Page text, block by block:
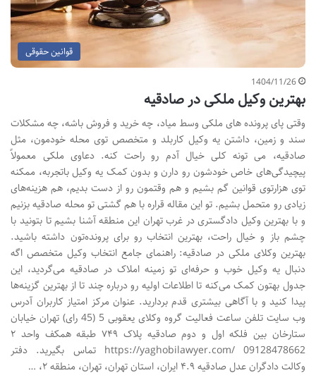
قوانین حقوقی
1404/11/26
بهترین وکیل ملکی در صادقیه
وقتی پای پرونده های ملکی وسط میاد، چه خرید و فروش باشه، چه مشکلات
سند و زمین، داشتن یه وکیل کاربلد و متخصص توی محله خودمون، مثل
صادقیه، می تونه کلی خیال آدم رو راحت کنه. دعاوی ملکی معمولاً
پیچیدگی‌های خاص خودشون رو دارن و بدون کمک یه وکیل باتجربه، ممکنه
توی هزارتوی قوانین گم بشیم و هم وقتمون رو از دست بدیم، هم هزینه‌های
زیادی رو متحمل بشیم. تو این مقاله قراره با هم گشتی تو محله صادقیه بزنیم
و با بهترین وکیل دادگستری در غرب تهران این منطقه آشنا بشیم تا بتونید با
چشم باز و خیال راحت، بهترین انتخاب رو برای پرونده‌تون داشته باشید.
بهترین وکلای ملکی در صادقیه: راهنمای جامع انتخاب وکیل متخصص اگه
دنبال یه وکیل خوب و حرفه‌ای تو زمینه املاک در صادقیه می‌گردید، این
جدول بهتون کمک می‌کنه تا اطلاعات اولیه رو درباره چند تا از بهترین گزینه‌ها
پیدا کنید و با آگاهی بیشتری قدم بردارید. عنوان مرکز امتیاز کاربران آدرس
وب سایت تلفن ساعت فعالیت گروه وکلای یعقوبی 5 (45 رای) تهران خیابان
ستارخان بین فلکه اول و دوم صادقیه پلاک ۷۴۹ طبقه همکف واحد ۲
https://yaghobilawyer.com/ 09128478662 تماس بگیرید. دفتر
وکالت دادگران عدل صادقیه ۴.۹ ایران، استان تهران، تهران، منطقه ۲، …